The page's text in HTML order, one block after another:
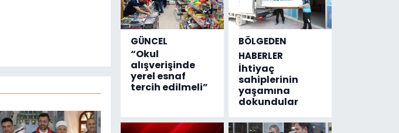
GÜNCEL
“Okul
alışverişinde
yerel esnaf
tercih edilmeli”
BÖLGEDEN
HABERLER
İhtiyaç
sahiplerinin
yaşamına
dokundular